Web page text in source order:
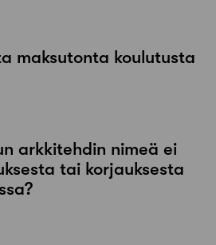
maksutonta koulutusta
arkkitehdin nimeä ei
tai korjauksesta